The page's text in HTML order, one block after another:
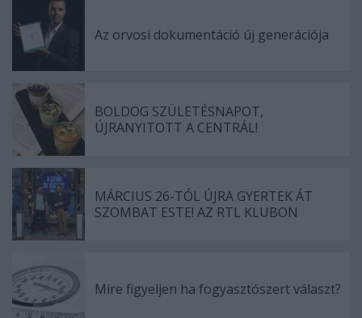
Az orvosi dokumentáció új generációja
BOLDOG SZÜLETÉSNAPOT,
ÚJRANYITOTT A CENTRÁL!
MÁRCIUS 26-TÓL ÚJRA GYERTEK ÁT
SZOMBAT ESTE! AZ RTL KLUBON
Mire figyeljen ha fogyasztószert választ?